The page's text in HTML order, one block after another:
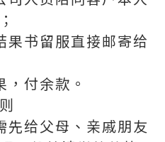
果书留服直接邮寄给
付余款。
先给父母、亲戚朋友